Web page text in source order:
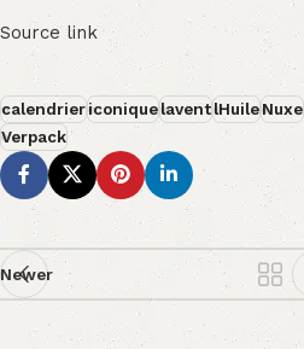
Source link
calendriericoniquelaventlHuileNuxe
Verpack
Newer